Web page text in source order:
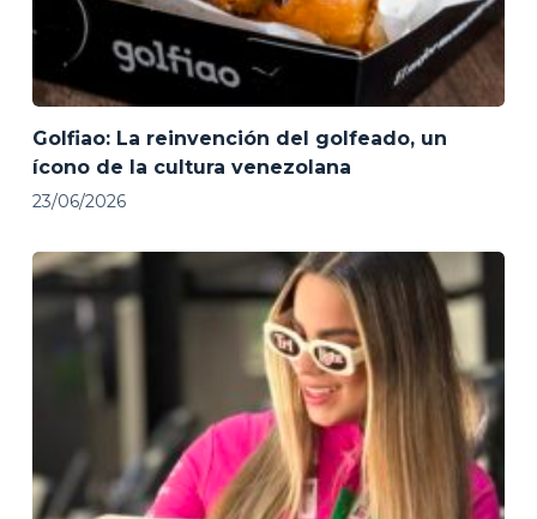
Golfiao: La reinvención del golfeado, un
ícono de la cultura venezolana
23/06/2026